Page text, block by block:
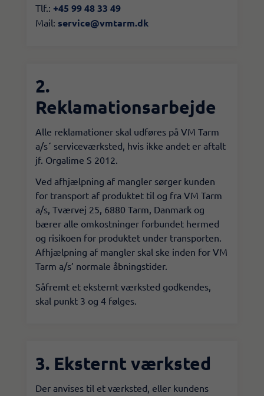
Tlf.: +45 99 48 33 49
Mail: service@vmtarm.dk​
2.
Reklamationsarbejde
Alle reklamationer skal udføres på VM Tarm
a/s´ serviceværksted, hvis ikke andet er aftalt
jf. Orgalime S 2012.
​Ved afhjælpning af mangler sørger kunden
for transport af produktet til og fra VM Tarm
a/s, Tværvej 25, 6880 Tarm, Danmark og
bærer alle omkostninger forbundet hermed
og risikoen for produktet under transporten.
Afhjælpning af mangler skal ske inden for VM
Tarm a/s’ normale åbningstider.
​Såfremt et eksternt værksted godkendes,
skal punkt 3 og 4 følges.​
3. Eksternt værksted
Der anvises til et værksted, eller kundens